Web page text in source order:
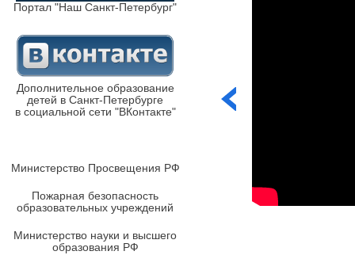
Портал "Наш Санкт-Петербург"
Дополнительное образование
детей в Санкт-Петербурге
в социальной сети "ВКонтакте"
Министерство Просвещения РФ
Пожарная безопасность
образовательных учреждений
Министерство науки и высшего
образования РФ